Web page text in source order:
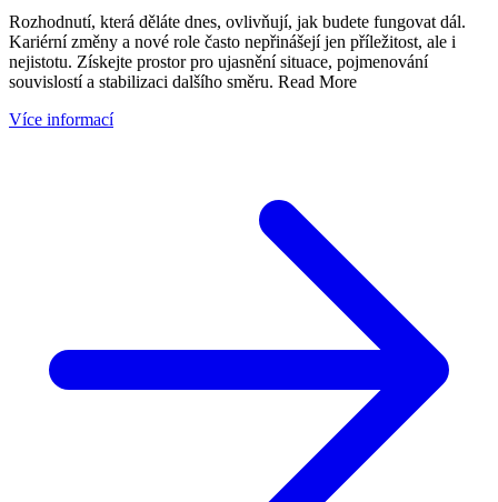
Rozhodnutí, která děláte dnes, ovlivňují, jak budete fungovat dál.
Kariérní změny a nové role často nepřinášejí jen příležitost, ale i
nejistotu. Získejte prostor pro ujasnění situace, pojmenování
souvislostí a stabilizaci dalšího směru. Read More
Více informací